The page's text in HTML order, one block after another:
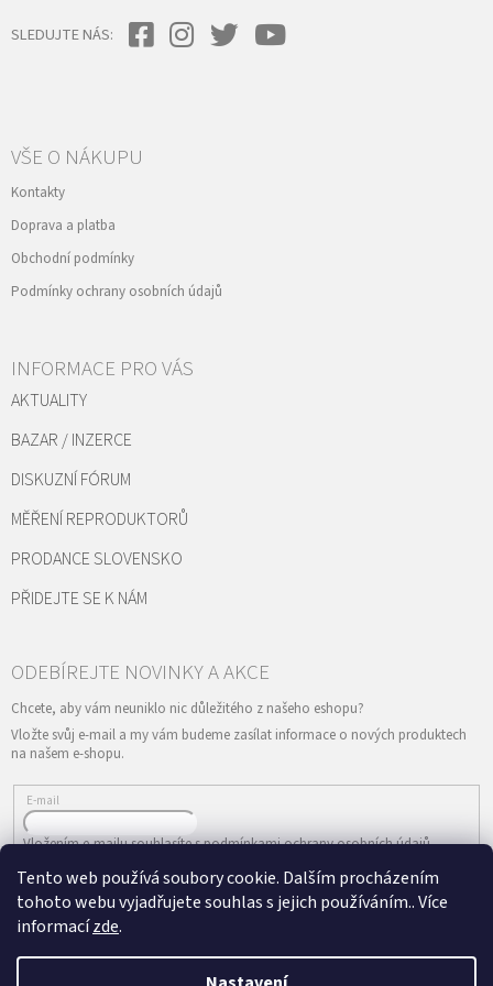
Tento web používá soubory cookie. Dalším procházením
tohoto webu vyjadřujete souhlas s jejich používáním.. Více
informacízde.
SLEDUJTE NÁS:
VŠE O NÁKUPU
Kontakty
Doprava a platba
Obchodní podmínky
Podmínky ochrany osobních údajů
INFORMACE PRO VÁS
AKTUALITY
BAZAR / INZERCE
DISKUZNÍ FÓRUM
MĚŘENÍ REPRODUKTORŮ
PRODANCE SLOVENSKO
PŘIDEJTE SE K NÁM
Vložte svůj e-mail a my vám budeme zasílat informace o nových produktech
na našem e-shopu.
E-mail
Vložením e-mailu souhlasíte spodmínkami ochrany osobních údajů
PŘIHLÁSIT SE